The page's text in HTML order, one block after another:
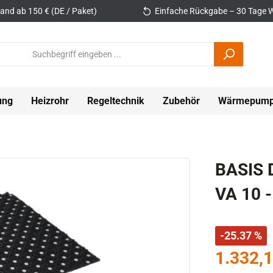
ab 150 € (DE / Paket) Einfache Rückgabe – 30 Tage
Heizrohr Regeltechnik Zubehör
BASIS
VA 10
-25.37 %